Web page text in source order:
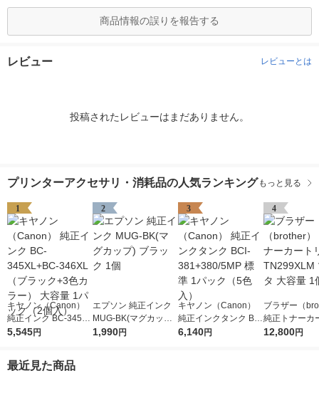
商品情報の誤りを報告する
レビュー レビューとは
投稿されたレビューはまだありません。
プリンターアクセサリ・消耗品の人気ランキング もっと見る
1
キヤノン（Canon）
純正インク BC-345XL
+BC-346XL （ブラッ
5,545円
2
エプソン 純正インク
MUG-BK(マグカップ)
ブラック 1個
1,990円
3
キヤノン（Canon）
純正インクタンク BCI
-381+380/5MP 標準 1
6,140円
4
ブラザー（
純正トナーカ
ジ
12,800円
最近見た商品